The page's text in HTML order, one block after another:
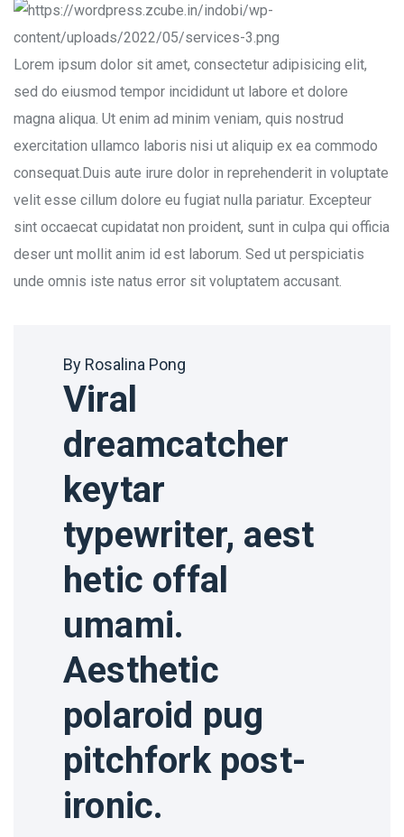
Lorem ipsum dolor sit amet, consectetur adipisicing elit,
sed do eiusmod tempor incididunt ut labore et dolore
magna aliqua. Ut enim ad minim veniam, quis nostrud
exercitation ullamco laboris nisi ut aliquip ex ea commodo
consequat.Duis aute irure dolor in reprehenderit in voluptate
velit esse cillum dolore eu fugiat nulla pariatur. Excepteur
sint occaecat cupidatat non proident, sunt in culpa qui officia
deser unt mollit anim id est laborum. Sed ut perspiciatis
unde omnis iste natus error sit voluptatem accusant.
By Rosalina Pong
Viral
dreamcatcher
keytar
typewriter, aest
hetic offal
umami.
Aesthetic
polaroid pug
pitchfork post-
ironic.